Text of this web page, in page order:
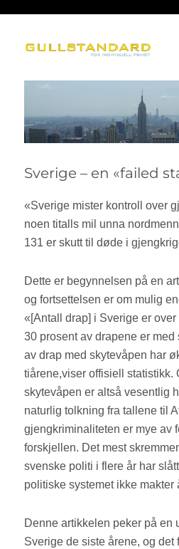
Gullstandard
Sverige – en «failed
«Sverige mister kontroll over
noen titalls mil unna
131 er skutt til døde i
Dette er begynnelsen på en
og fortsettelsen er om mulig
«[Antall drap] i Sverige er
30 prosent av drapene er
av drap med skytevåpen har
tiårene,viser offisiell statistikk.
skytevåpen er altså vesentlig
naturlig tolkning fra tallene til
gjengkriminaliteten er mye av
forskjellen. Det mest
svenske politi i flere år har
politiske systemet ikke makter
Denne artikkelen peker på en
Sverige de siste årene, og det